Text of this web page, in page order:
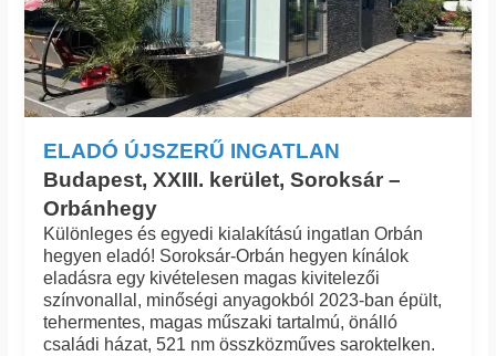
ELADÓ ÚJSZERŰ INGATLAN
Budapest, XXIII. kerület, Soroksár –
Orbánhegy
Különleges és egyedi kialakítású ingatlan Orbán
hegyen eladó! Soroksár-Orbán hegyen kínálok
eladásra egy kivételesen magas kivitelezői
színvonallal, minőségi anyagokból 2023-ban épült,
tehermentes, magas műszaki tartalmú, önálló
családi házat, 521 nm összközműves saroktelken.